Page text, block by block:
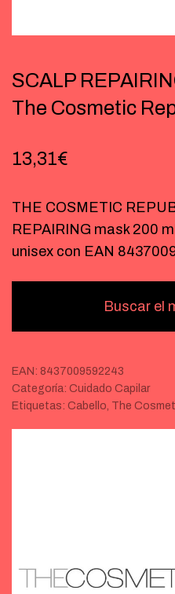
SCALP
The Cosmetic
13,31€
THE COSMETIC
REPAIRING mask 200
unisex con EAN
Buscar el
EAN: 8437009592243
Categoría: Cuidado Capilar
Etiquetas: Cabello, The